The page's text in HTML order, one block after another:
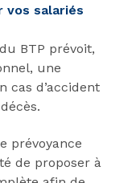
vos salariés
BTP prévoit,
une
cas d’accident
prévoyance
de proposer à